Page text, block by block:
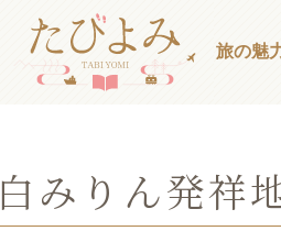
旅の魅
白みりん発祥